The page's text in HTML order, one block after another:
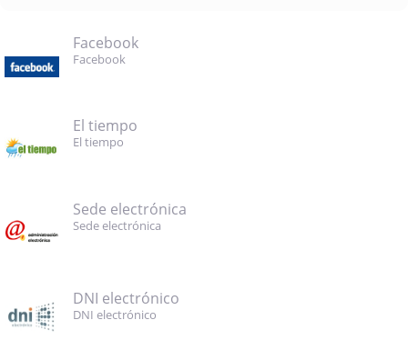
Facebook
Facebook
El tiempo
El tiempo
Sede electrónica
Sede electrónica
DNI electrónico
DNI electrónico